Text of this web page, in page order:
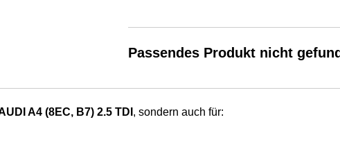
Passendes Produkt nicht
A4 (8EC, B7) 2.5 TDI , sondern auch für: